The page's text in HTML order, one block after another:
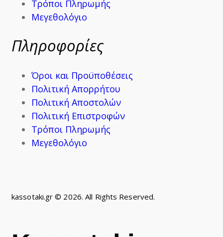
Τρόποι Πληρωμής
Μεγεθολόγιο
Πληροφορίες
Όροι και Προϋποθέσεις
Πολιτική Απορρήτου
Πολιτική Αποστολών
Πολιτική Επιστροφών
Τρόποι Πληρωμής
Μεγεθολόγιο
kassotaki.gr © 2026. All Rights Reserved.